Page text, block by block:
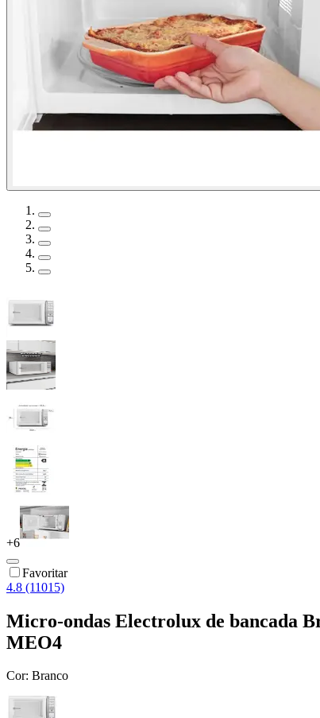
+6
Favoritar
4.8 (11015)
Micro-ondas Electrolux de bancada
MEO4
Cor: Branco